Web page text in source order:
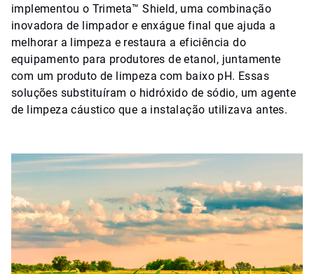
implementou o Trimeta™ Shield, uma combinação
inovadora de limpador e enxágue final que ajuda a
melhorar a limpeza e restaura a eficiência do
equipamento para produtores de etanol, juntamente
com um produto de limpeza com baixo pH. Essas
soluções substituíram o hidróxido de sódio, um agente
de limpeza cáustico que a instalação utilizava antes.